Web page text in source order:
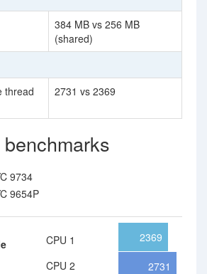
384 MB vs 256 MB
(shared)
thread
2731 vs 2369
9734
9654P
CPU 1
CPU 2
2369
2731